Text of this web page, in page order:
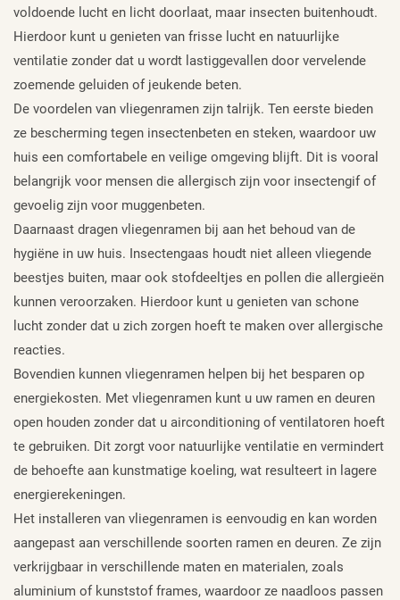
voldoende lucht en licht doorlaat, maar insecten buitenhoudt.
Hierdoor kunt u genieten van frisse lucht en natuurlijke
ventilatie zonder dat u wordt lastiggevallen door vervelende
zoemende geluiden of jeukende beten.
De voordelen van vliegenramen zijn talrijk. Ten eerste bieden
ze bescherming tegen insectenbeten en steken, waardoor uw
huis een comfortabele en veilige omgeving blijft. Dit is vooral
belangrijk voor mensen die allergisch zijn voor insectengif of
gevoelig zijn voor muggenbeten.
Daarnaast dragen vliegenramen bij aan het behoud van de
hygiëne in uw huis. Insectengaas houdt niet alleen vliegende
beestjes buiten, maar ook stofdeeltjes en pollen die allergieën
kunnen veroorzaken. Hierdoor kunt u genieten van schone
lucht zonder dat u zich zorgen hoeft te maken over allergische
reacties.
Bovendien kunnen vliegenramen helpen bij het besparen op
energiekosten. Met vliegenramen kunt u uw ramen en deuren
open houden zonder dat u airconditioning of ventilatoren hoeft
te gebruiken. Dit zorgt voor natuurlijke ventilatie en vermindert
de behoefte aan kunstmatige koeling, wat resulteert in lagere
energierekeningen.
Het installeren van vliegenramen is eenvoudig en kan worden
aangepast aan verschillende soorten ramen en deuren. Ze zijn
verkrijgbaar in verschillende maten en materialen, zoals
aluminium of kunststof frames, waardoor ze naadloos passen